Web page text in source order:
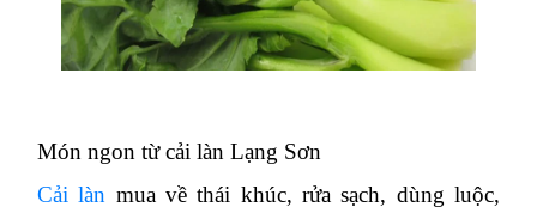
Món ngon từ cải làn Lạng Sơn
Cải làn mua về thái khúc, rửa sạch, dùng luộc,